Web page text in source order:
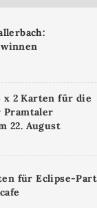
x 2 Karten für die
Pramtaler
22. August
für Eclipse-